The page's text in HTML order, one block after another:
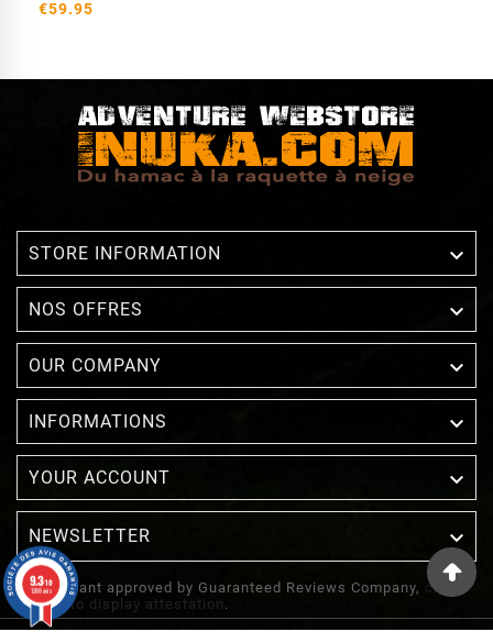
€59.95
STORE INFORMATION 
NOS OFFRES 
OUR COMPANY 
INFORMATIONS 
YOUR ACCOUNT 
NEWSLETTER 
Merchant approved by Guaranteed Reviews Company, clic
here to display attestation .
9.3/10
1388 avis